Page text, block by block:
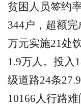
贫困人员签约
344户，超额
万元实施21处
1.9万人。投入
级道路24条27.9
10166人行路难